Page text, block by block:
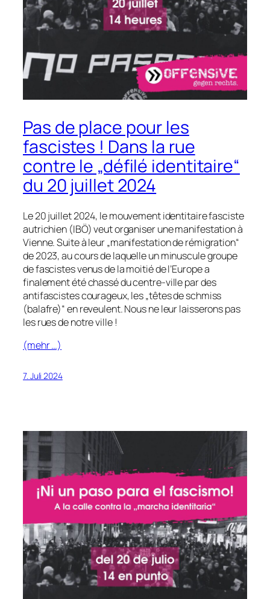
Pas de place pour les
fascistes ! Dans la rue
contre le „défilé identitaire“
du 20 juillet 2024
Le 20 juillet 2024, le mouvement identitaire fasciste
autrichien (IBÖ) veut organiser une manifestation à
Vienne. Suite à leur „manifestation de rémigration“
de 2023, au cours de laquelle un minuscule groupe
de fascistes venus de la moitié de l’Europe a
finalement été chassé du centre-ville par des
antifascistes courageux, les „têtes de schmiss
(balafre)“ en reveulent. Nous ne leur laisserons pas
les rues de notre ville !
(mehr …)
7. Juli 2024